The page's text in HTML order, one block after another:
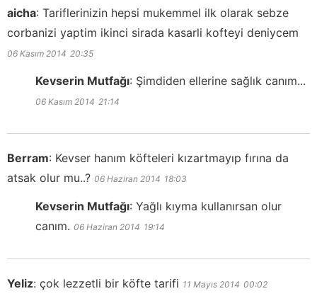
aicha: Tariflerinizin hepsi mukemmel ilk olarak sebze
corbanizi yaptim ikinci sirada kasarli kofteyi deniycem
06 Kasım 2014 20:35
Kevserin Mutfağı: Şimdiden ellerine sağlık canım...
06 Kasım 2014 21:14
Berram: Kevser hanım köfteleri kızartmayıp fırına da
atsak olur mu..? 06 Haziran 2014 18:03
Kevserin Mutfağı: Yağlı kıyma kullanırsan olur
canım. 06 Haziran 2014 19:14
Yeliz: çok lezzetli bir köfte tarifi 11 Mayıs 2014 00:02